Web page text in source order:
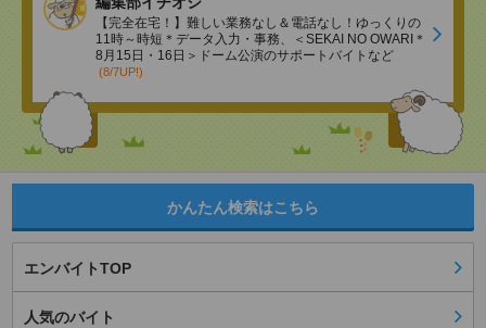
【完全在宅！】難しい業務なし＆電話なし！ゆっくりの
11時～時短＊データ入力・事務、＜SEKAI NO OWARI＊
8月15日・16日＞ドーム公演のサポートバイトなど
(8/7UP!)
かんたん検索はこちら
エンバイトTOP
人気のバイト